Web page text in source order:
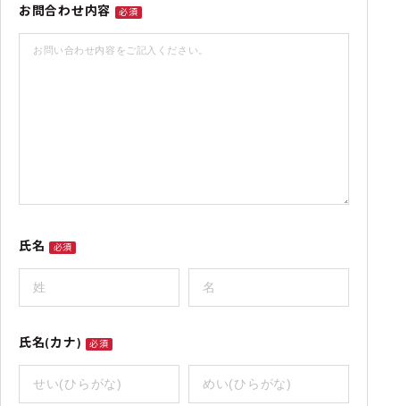
お問合わせ内容 必須
氏名 必須
氏名(カナ) 必須